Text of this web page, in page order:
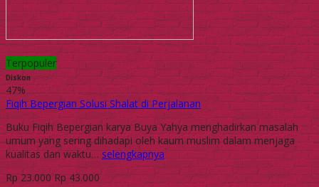
Terpopuler
Diskon
47%
Fiqih Bepergian Solusi Shalat di Perjalanan
Buku Fiqih Bepergian karya Buya Yahya menghadirkan masalah
umum yang sering dihadapi oleh kaum muslim dalam menjaga
kualitas dan waktu…selengkapnya
Rp 23.000 Rp 43.000